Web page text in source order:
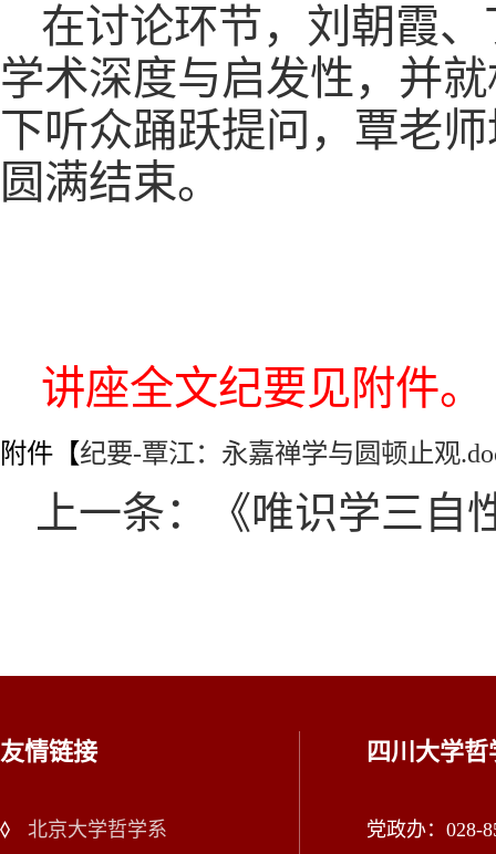
在讨论环节，刘朝霞
学术深度与启发性，并
下听众踊跃提问，覃老
圆满结束。
讲座全文纪要见附件。
附件【纪要-覃江：永嘉禅学与圆顿止观
上一条：《唯识学三
友情链接
北京大学哲学系
四川大学哲
党政办：028-